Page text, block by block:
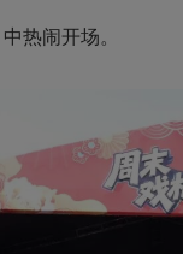
热闹开场。